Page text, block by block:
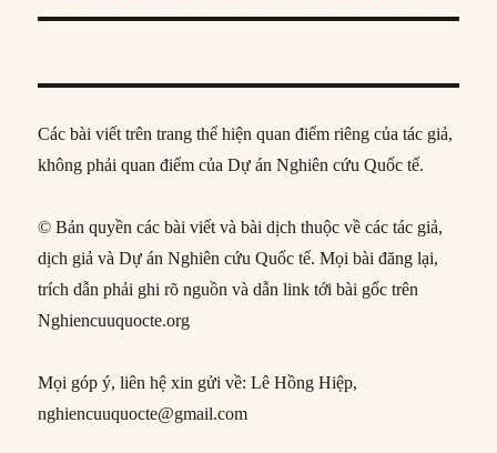
Các bài viết trên trang thể hiện quan điểm riêng của tác giả,
không phải quan điểm của Dự án Nghiên cứu Quốc tế.
© Bản quyền các bài viết và bài dịch thuộc về các tác giả,
dịch giả và Dự án Nghiên cứu Quốc tế. Mọi bài đăng lại,
trích dẫn phải ghi rõ nguồn và dẫn link tới bài gốc trên
Nghiencuuquocte.org
Mọi góp ý, liên hệ xin gửi về: Lê Hồng Hiệp,
nghiencuuquocte@gmail.com